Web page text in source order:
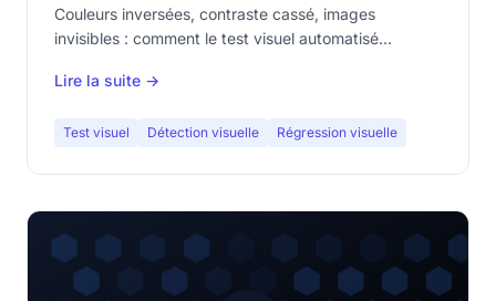
Couleurs inversées, contraste cassé, images
invisibles : comment le test visuel automatisé
travail.
Lire la suite →
Test visuel Détection visuelle Régression visuelle